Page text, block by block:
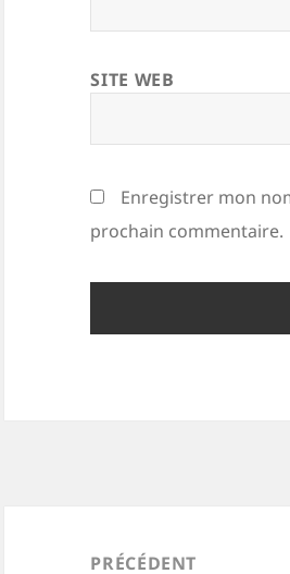
SITE WEB
Enregistrer mon
prochain commentaire.
PRÉCÉDENT